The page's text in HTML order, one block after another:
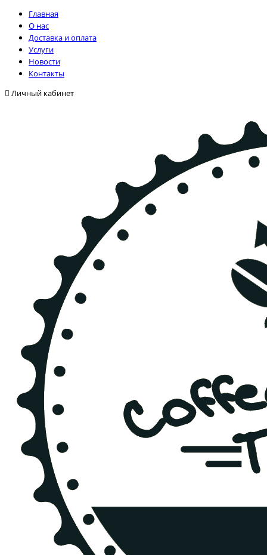
Главная
О нас
Доставка и оплата
Услуги
Новости
Контакты
Личный кабинет